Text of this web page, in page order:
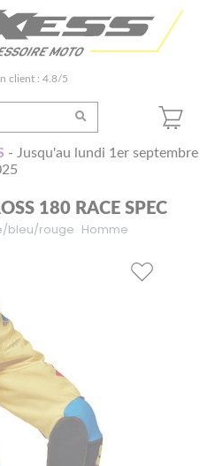
client : 4.8/5
- Jusqu'au lundi 1er septembre
180 RACE SPEC
bleu/rouge Homme